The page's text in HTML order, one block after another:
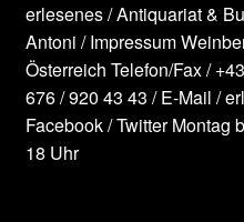
erlesenes / Antiquariat &
Antoni /Impressum
Österreich Telefon/Fax /
676 / 920 43 43 / E-Mail /
Facebook/Twitter Montag
18 Uhr